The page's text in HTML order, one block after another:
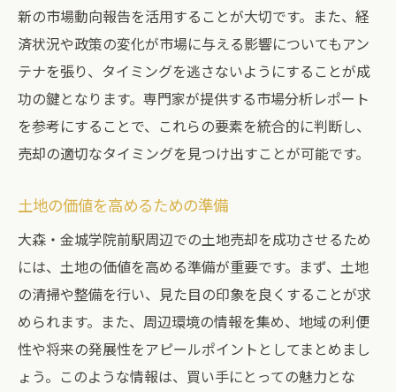
競争力を高めるためのプライス戦略
不動産会社選びが決め手！大森・金城学院前駅
の土地売却
地元に根付いた不動産会社の強み
迅速な対応が可能な会社の選定
現地訪問を積極的に行う会社の価値
顧客満足度を重視したサービス提供
独自の販売ルートを持つ会社のメリット
売却成功に導くパートナーシップの築き方
新の市場動向報告を活用することが大切です。また、経
済状況や政策の変化が市場に与える影響についてもアン
テナを張り、タイミングを逃さないようにすることが成
功の鍵となります。専門家が提供する市場分析レポート
を参考にすることで、これらの要素を統合的に判断し、
売却の適切なタイミングを見つけ出すことが可能です。
土地の価値を高めるための準備
大森・金城学院前駅周辺での土地売却を成功させるため
には、土地の価値を高める準備が重要です。まず、土地
の清掃や整備を行い、見た目の印象を良くすることが求
められます。また、周辺環境の情報を集め、地域の利便
性や将来の発展性をアピールポイントとしてまとめまし
ょう。このような情報は、買い手にとっての魅力とな